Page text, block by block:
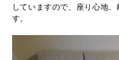
していますので、座り心地
す。